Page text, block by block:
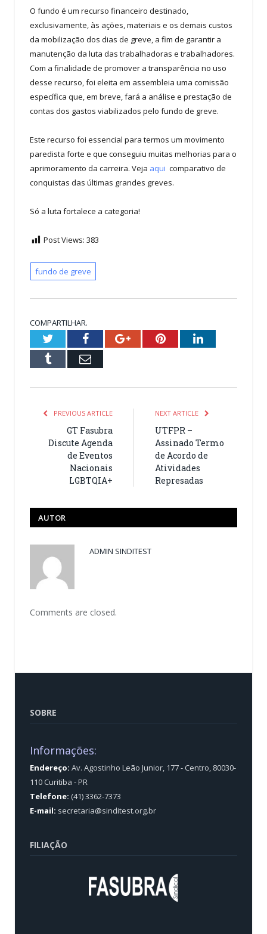
O fundo é um recurso financeiro destinado,
exclusivamente, às ações, materiais e os demais custos
da mobilização dos dias de greve, a fim de garantir a
manutenção da luta das trabalhadoras e trabalhadores.
Com a finalidade de promover a transparência no uso
desse recurso, foi eleita em assembleia uma comissão
específica que, em breve, fará a análise e prestação de
contas dos gastos viabilizados pelo fundo de greve.
Este recurso foi essencial para termos um movimento
paredista forte e que conseguiu muitas melhorias para o
aprimoramento da carreira. Veja aqui comparativo de
conquistas das últimas grandes greves.
Só a luta fortalece a categoria!
Post Views: 383
fundo de greve
COMPARTILHAR.
TwitterFacebookGoogle+PinterestLinkedIn
Tumblr Email
PREVIOUS ARTICLE
GT Fasubra
Discute Agenda
de Eventos
Nacionais
LGBTQIA+
NEXT ARTICLE
UTFPR –
Assinado Termo
de Acordo de
Atividades
Represadas
AUTOR
ADMIN SINDITEST
Comments are closed.
SOBRE
Informações:
Endereço: Av. Agostinho Leão Junior, 177 - Centro, 80030-
110 Curitiba - PR
Telefone: (41) 3362-7373
E-mail: secretaria@sinditest.org.br
FILIAÇÃO